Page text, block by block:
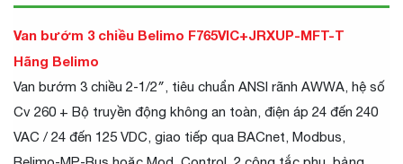
Van bướm 3 chiều Belimo F765VIC+JRXUP-MFT-T
Hãng Belimo
Van bướm 3 chiều 2-1/2″, tiêu chuẩn ANSI rãnh AWWA, hệ số
Cv 260 + Bộ truyền động không an toàn, điện áp 24 đến 240
VAC / 24 đến 125 VDC, giao tiếp qua BACnet, Modbus,